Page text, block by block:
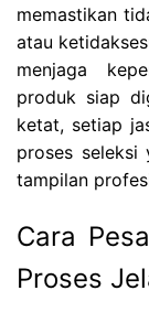
memastikan
atau
menjaga
produk siap
ketat, setiap
proses seleksi
tampilan
Cara
Proses